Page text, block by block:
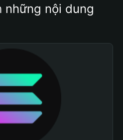
những nội dung